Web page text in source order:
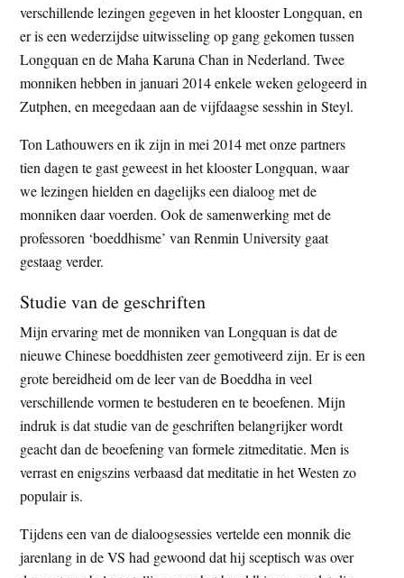
verschillende lezingen gegeven in het klooster Longquan, en
er is een wederzijdse uitwisseling op gang gekomen tussen
Longquan en de Maha Karuna Chan in Nederland. Twee
monniken hebben in januari 2014 enkele weken gelogeerd in
Zutphen, en meegedaan aan de vijfdaagse sesshin in Steyl.
Ton Lathouwers en ik zijn in mei 2014 met onze partners
tien dagen te gast geweest in het klooster Longquan, waar
we lezingen hielden en dagelijks een dialoog met de
monniken daar voerden. Ook de samenwerking met de
professoren ‘boeddhisme’ van Renmin University gaat
gestaag verder.
Studie van de geschriften
Mijn ervaring met de monniken van Longquan is dat de
nieuwe Chinese boeddhisten zeer gemotiveerd zijn. Er is een
grote bereidheid om de leer van de Boeddha in veel
verschillende vormen te bestuderen en te beoefenen. Mijn
indruk is dat studie van de geschriften belangrijker wordt
geacht dan de beoefening van formele zitmeditatie. Men is
verrast en enigszins verbaasd dat meditatie in het Westen zo
populair is.
Tijdens een van de dialoogsessies vertelde een monnik die
jarenlang in de VS had gewoond dat hij sceptisch was over